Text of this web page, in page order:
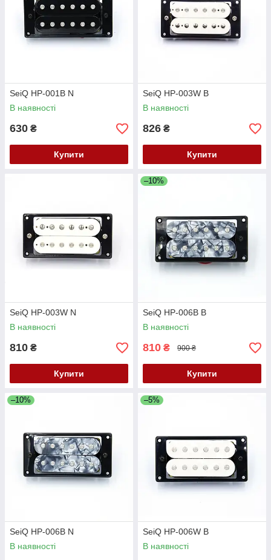
SeiQ HP-001B N
В наявності
630 ₴
Купити
SeiQ HP-003W B
В наявності
826 ₴
Купити
SeiQ HP-003W N
В наявності
810 ₴
Купити
–10%
SeiQ HP-006B B
В наявності
810 ₴ 900 ₴
Купити
–10%
SeiQ HP-006B N
В наявності
–5%
SeiQ HP-006W B
В наявності